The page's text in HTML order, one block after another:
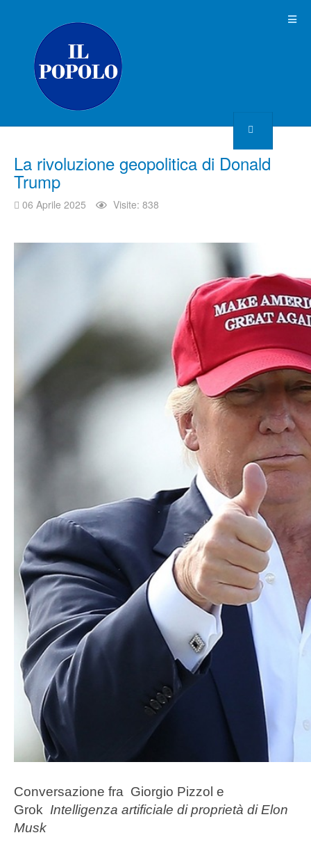
La rivoluzione geopolitica di Donald
Trump
06 Aprile 2025 Visite: 838
Conversazione fra Giorgio Pizzol e
Grok Intelligenza artificiale di proprietà di Elon
Musk